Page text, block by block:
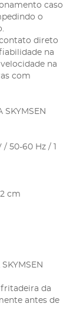
caso
o
direto
na
na
com
SKYMSEN
50-60 Hz / 1
cm
da
antes de